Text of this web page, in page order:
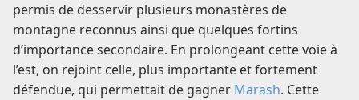
permis de desservir plusieurs monastères de
montagne reconnus ainsi que quelques fortins
d’importance secondaire. En prolongeant cette voie à
l’est, on rejoint celle, plus importante et fortement
défendue, qui permettait de gagner Marash. Cette